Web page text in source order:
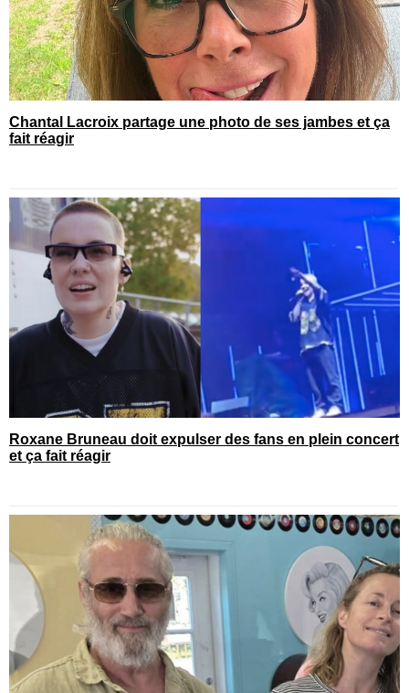
Chantal Lacroix partage une photo de ses jambes et ça
fait réagir
Roxane Bruneau doit expulser des fans en plein concert
et ça fait réagir